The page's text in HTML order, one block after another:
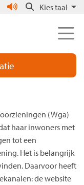
Kies taal
(Wga)
haar inwoners met
tot een
Het is belangrijk
Daarvoor heeft
de website